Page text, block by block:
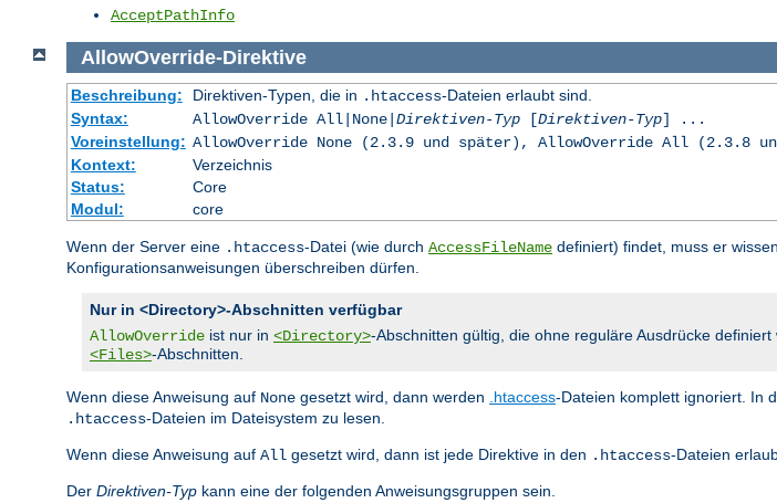
AcceptPathInfo
AllowOverride-Direktive
Beschreibung: Direktiven-Typen, die in .htaccess-Dateien erlaubt sind.
Syntax:
AllowOverride All|None| Direktiven-Typ[Direktiven-Typ] ...
Voreinstellung: AllowOverride None (2.3.9 und später), AllowOverride All (2.3.8
Kontext:
Verzeichnis
Status:
Core
Modul:
core
Wenn der Server eine .htaccess-Datei (wie durch AccessFileName definiert) findet, muss er
Konfigurationsanweisungen überschreiben dürfen.
Nur in <Directory>-Abschnitten verfügbar
AllowOverride ist nur in <Directory>-Abschnitten gültig, die ohne reguläre Ausdrücke definiert
<Files>-Abschnitten.
Wenn diese Anweisung auf None gesetzt wird, dann werden .htaccess-Dateien komplett ignoriert. In
.htaccess-Dateien im Dateisystem zu lesen.
Wenn diese Anweisung auf All gesetzt wird, dann ist jede Direktive in den .htaccess-Dateien
Der Direktiven-Typ kann eine der folgenden Anweisungsgruppen sein.